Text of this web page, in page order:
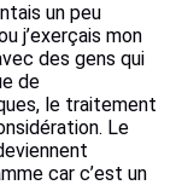
un peu
j’exerçais mon
des gens qui
de
le traitement
Le
car c’est un